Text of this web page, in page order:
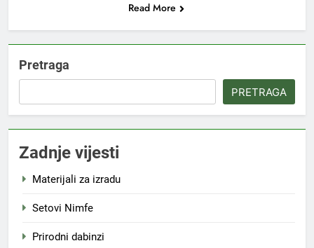
Read More
Pretraga
PRETRAGA
Zadnje vijesti
Materijali za izradu
Setovi Nimfe
Prirodni dabinzi